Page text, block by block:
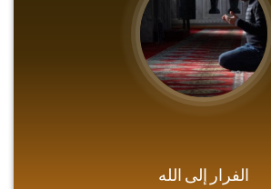
الفرار إلى الله